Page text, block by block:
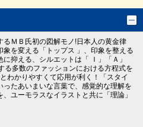
ＭＢ氏初の図解モノ!日本人の黄金律
象を変える「トップス 」、印象を整える
抑える、シルエットは「 Ｉ」「Ａ」
多数のファッションにおける方程式を
わかりやすくて応用が利く！「スタイ
たあいまいな言葉で、感覚的な理解を
ユーモラスなイラストと共に「理論」